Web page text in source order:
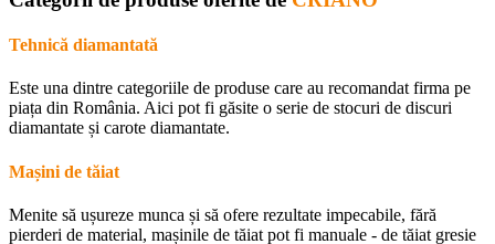
Tehnică diamantată
Este una dintre categoriile de produse care au recomandat firma pe
piața din România. Aici pot fi găsite o serie de stocuri de discuri
diamantate și carote diamantate.
Mașini de tăiat
Menite să ușureze munca și să ofere rezultate impecabile, fără
pierderi de material, mașinile de tăiat pot fi manuale - de tăiat gresie